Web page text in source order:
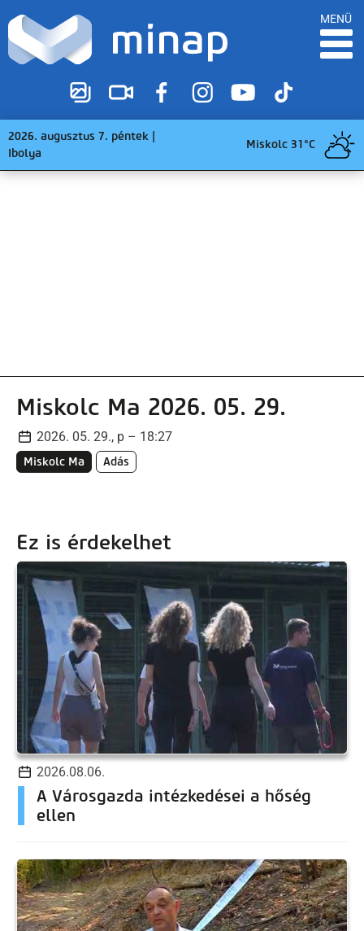
MENÜ
2026. augusztus 7. péntek |
Ibolya
Miskolc 31°C
Miskolc Ma 2026. 05. 29.
2026. 05. 29., p – 18:27
Miskolc Ma Adás
Ez is érdekelhet
2026.08.06.
A Városgazda intézkedései a hőség
ellen